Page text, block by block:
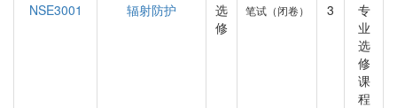
NSE3001
辐射防护
选
修
笔试（闭卷） 3
专
业
选
修
课
程